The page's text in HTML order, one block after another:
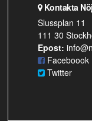
Kontakta
Slussplan 11
111 30
Epost:
Faceboook
Twitter